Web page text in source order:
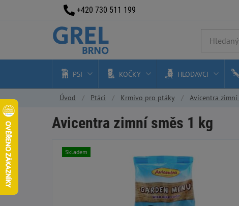
PSI KOČKY HLODAVCI
Úvod Ptáci Krmivo pro ptáky Avicentra zimní
Avicentra zimní směs 1 kg
Skladem
+420 730 511 199